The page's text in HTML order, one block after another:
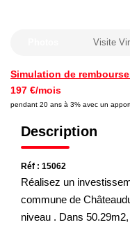
Simulation de
197 €/mois
pendant 20 ans à 3% avec un
Visite
Description
Réf : 15062
Réalisez un
commune de
niveau . Dans